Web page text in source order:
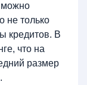
можно
не только
кредитов. В
что на
размер